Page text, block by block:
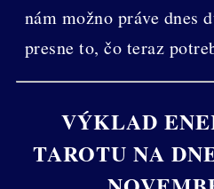
nám možno práve dnes
presne to, čo teraz
VÝKLAD
TAROTU NA